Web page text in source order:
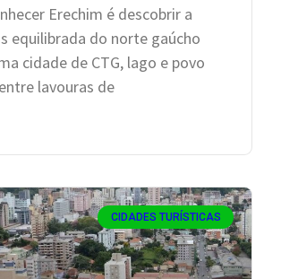
Erechim é descobrir a
equilibrada do norte gaúcho
cidade de CTG, lago e povo
lavouras de
CIDADES TURÍSTICAS